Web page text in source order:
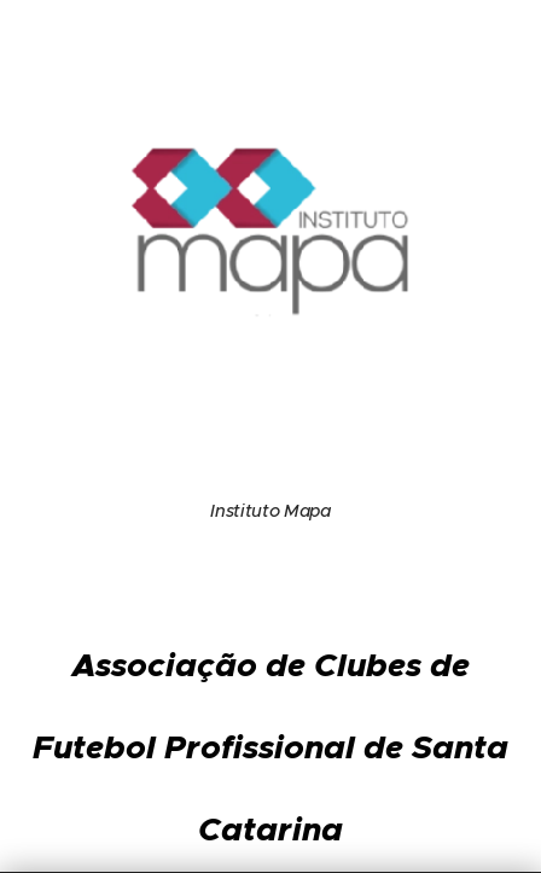
Instituto Mapa
Associação de Clubes de
Futebol Profissional de Santa
Catarina